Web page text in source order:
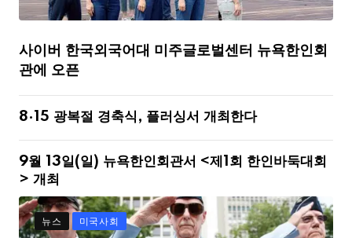
사이버 한국외국어대 미주글로벌센터 뉴욕한인회
관에 오픈
8·15 광복절 경축식, 플러싱서 개최한다
9월 13일(일) 뉴욕한인회관서 <제1회 한인바둑대회
> 개최
뉴스 미국사회